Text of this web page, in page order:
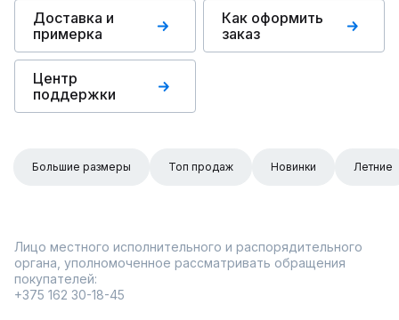
Доставка и
примерка
Как оформить
заказ
Центр
поддержки
Большие размеры Топ продаж Новинки Летние
Лицо местного исполнительного и распорядительного
органа, уполномоченное рассматривать обращения
покупателей:
+375 162 30-18-45